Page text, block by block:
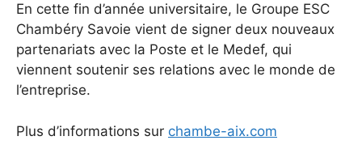
En cette fin d’année universitaire, le Groupe ESC
Chambéry Savoie vient de signer deux nouveaux
partenariats avec la Poste et le Medef, qui
viennent soutenir ses relations avec le monde de
l’entreprise.
Plus d’informations sur chambe-aix.com